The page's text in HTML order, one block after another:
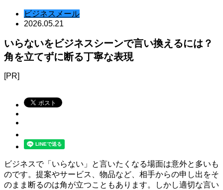
ビジネスメール
2026.05.21
いらないをビジネスシーンで言い換えるには？
角を立てずに断る丁寧な表現
[PR]
ビジネスで「いらない」と言いたくなる場面は意外と多いも
のです。提案やサービス、物品など、相手からの申し出をそ
のまま断るのは角が立つこともあります。しかし適切な言い